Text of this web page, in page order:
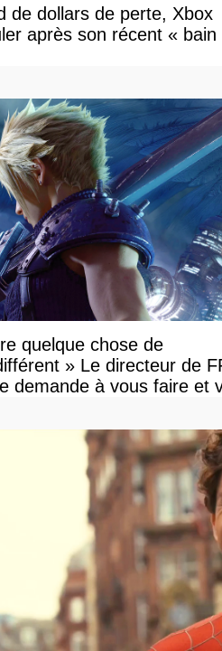
de dollars de perte, Xbox
après son récent « bain
quelque chose de
» Le directeur de
demande à vous faire et